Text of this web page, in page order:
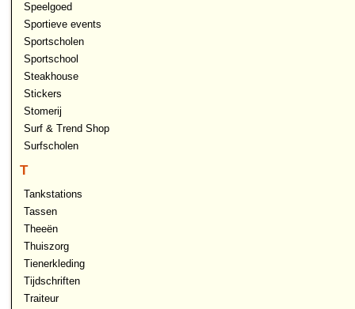
Speelgoed
Sportieve events
Sportscholen
Sportschool
Steakhouse
Stickers
Stomerij
Surf & Trend Shop
Surfscholen
T
Tankstations
Tassen
Theeën
Thuiszorg
Tienerkleding
Tijdschriften
Traiteur